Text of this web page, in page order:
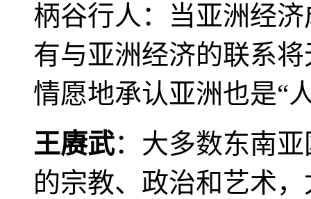
柄谷行人：当亚洲经
有与亚洲经济的联系
情愿地承认亚洲也是“
王赓武：大多数东南
的宗教、政治和艺术